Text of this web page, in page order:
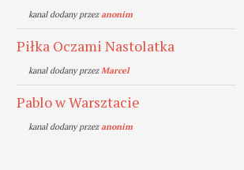
kanal dodany przezanonim
Piłka Oczami Nastolatka
kanal dodany przezMarcel
Pablo w Warsztacie
kanal dodany przezanonim